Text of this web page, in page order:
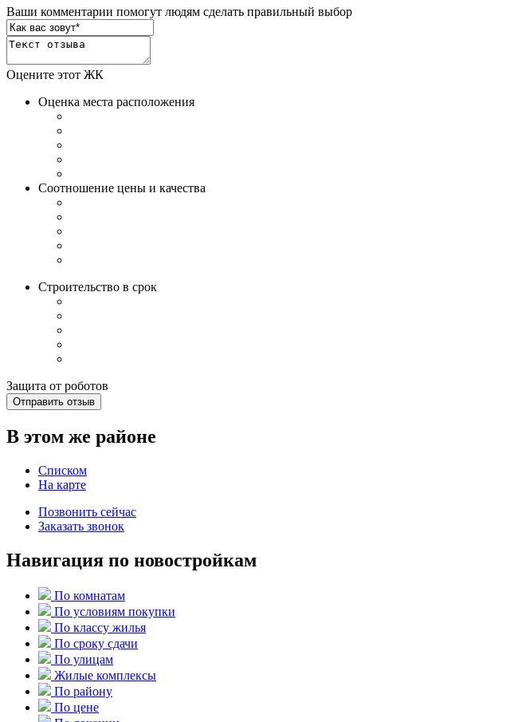
Ваши комментарии помогут людям сделать правильный выбор
Оцените этот ЖК
Оценка места расположения
Соотношение цены и качества
Строительство в срок
Защита от роботов
Отправить отзыв
В этом же районе
Списком
На карте
Позвонить сейчас
Заказать звонок
Навигация по новостройкам
По комнатам
По условиям покупки
По классу жилья
По сроку сдачи
По улицам
Жилые комплексы
По району
По цене